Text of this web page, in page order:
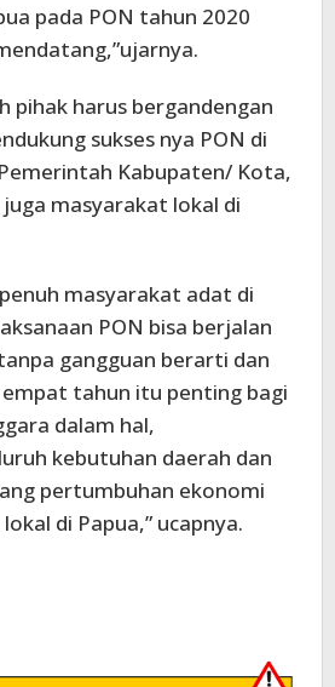
pada PON tahun 2020
pihak harus bergandengan
sukses nya PON di
Kabupaten/ Kota,
masyarakat lokal di
masyarakat adat di
PON bisa berjalan
gangguan berarti dan
tahun itu penting bagi
dalam hal,
kebutuhan daerah dan
pertumbuhan ekonomi
di Papua,” ucapnya.